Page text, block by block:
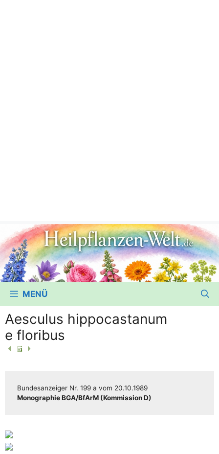
MENÜ
Aesculus hippocastanum
e floribus
Bun­des­an­zei­ger Nr. 199 a vom 20.10.1989
Mono­gra­phie BGA/​​BfArM (Kom­mis­si­on D)